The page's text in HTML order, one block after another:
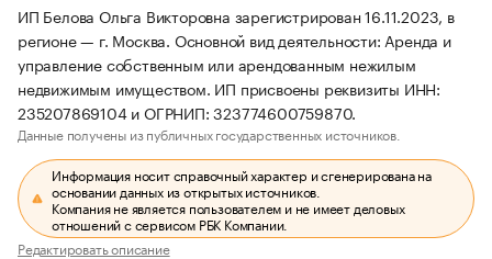
ИП Белова Ольга Викторовна зарегистрирован 16.11.2023, в
регионе — г. Москва. Основной вид деятельности: Аренда и
управление собственным или арендованным нежилым
недвижимым имуществом. ИП присвоены реквизиты ИНН:
235207869104 и ОГРНИП: 323774600759870.
Данные получены из публичных государственных источников.
Информация носит справочный характер и сгенерирована на
основании данных из открытых источников.
Компания не является пользователем и не имеет деловых
отношений с сервисом РБК Компании.
Редактировать описание